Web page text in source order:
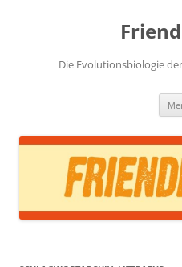
Die Evolutionsbiologie